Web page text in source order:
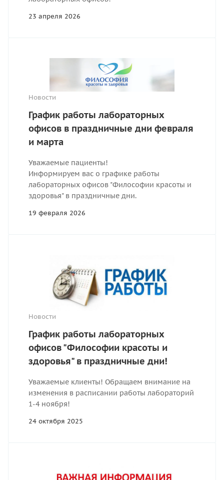
23 апреля 2026
Новости
График работы лабораторных
офисов в праздничные дни февраля
и марта
Уважаемые пациенты!
Информируем вас о графике работы
лабораторных офисов "Философии красоты и
здоровья" в праздничные дни.
19 февраля 2026
Новости
График работы лабораторных
офисов "Философии красоты и
здоровья" в праздничные дни!
Уважаемые клиенты! Обращаем внимание на
изменения в расписании работы лабораторий
1-4 ноября!
24 октября 2025